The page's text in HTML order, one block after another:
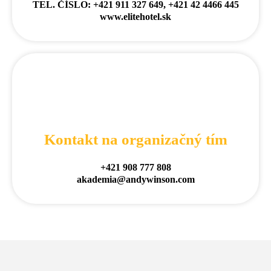
TEL. ČÍSLO: +421 911 327 649, +421 42 4466 445
www.elitehotel.sk
Kontakt na organizačný tím
+421 908 777 808
akademia@andywinson.com